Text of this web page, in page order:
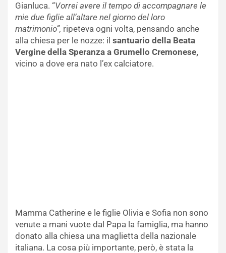
Gianluca. “Vorrei avere il tempo di accompagnare le
mie due figlie all’altare nel giorno del loro
matrimonio”, ripeteva ogni volta, pensando anche
alla chiesa per le nozze: il santuario della Beata
Vergine della Speranza a Grumello Cremonese,
vicino a dove era nato l’ex calciatore.
Mamma Catherine e le figlie Olivia e Sofia non sono
venute a mani vuote dal Papa la famiglia, ma hanno
donato alla chiesa una maglietta della nazionale
italiana. La cosa più importante, però, è stata la